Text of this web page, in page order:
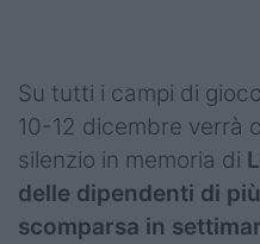
Su tutti i campi di
10-12 dicembre verrà
silenzio in memoria di
delle dipendenti di
scomparsa in